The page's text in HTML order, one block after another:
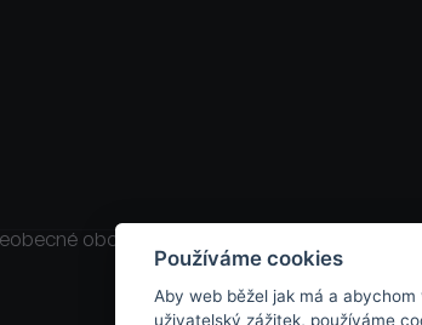
obchodní podmínky
Používáme cookies
Aby web běžel jak má a
uživatelský zážitek, používáme